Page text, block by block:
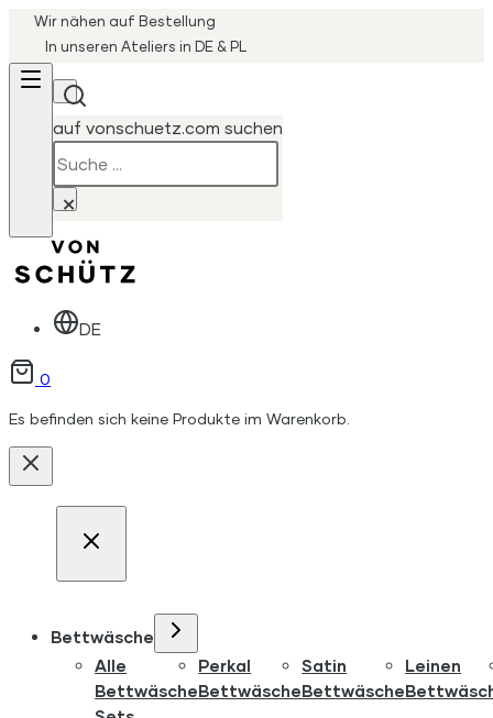
Wir nähen auf Bestellung
In unseren Ateliers in DE & PL
auf vonschuetz.com suchen
×
DE
0
Es befinden sich keine Produkte im Warenkorb.
Bettwäsche
Alle
Bettwäsche
Perkal
Bettwäsche
Satin
Bettwäsche
Leinen